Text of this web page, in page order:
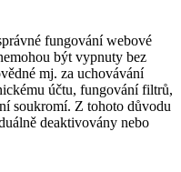
fungování webové
být vypnuty bez
mj. za uchovávání
účtu, fungování filtrů,
soukromí. Z tohoto důvodu
deaktivovány nebo